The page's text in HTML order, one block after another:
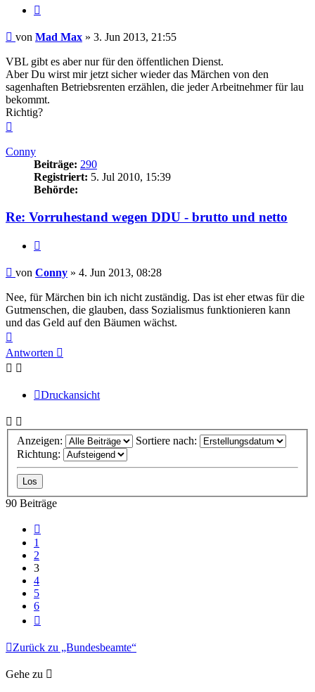
Beitrag
von Mad Max » 3. Jun 2013, 21:55
VBL gibt es aber nur für den öffentlichen Dienst.
Aber Du wirst mir jetzt sicher wieder das Märchen von den
sagenhaften Betriebsrenten erzählen, die jeder Arbeitnehmer für lau
bekommt.
Richtig?
Conny
Beiträge: 290
Registriert: 5. Jul 2010, 15:39
Behörde:
Re: Vorruhestand wegen DDU - brutto und netto
Beitrag
von Conny » 4. Jun 2013, 08:28
Nee, für Märchen bin ich nicht zuständig. Das ist eher etwas für die
Gutmenschen, die glauben, dass Sozialismus funktionieren kann
und das Geld auf den Bäumen wächst.
oben
Antworten
Druckansicht
Anzeigen:
Sortiere nach:
Richtung:
90 Beiträge
1
2
3
4
5
6
Zurück zu „Bundesbeamte“
Gehe zu